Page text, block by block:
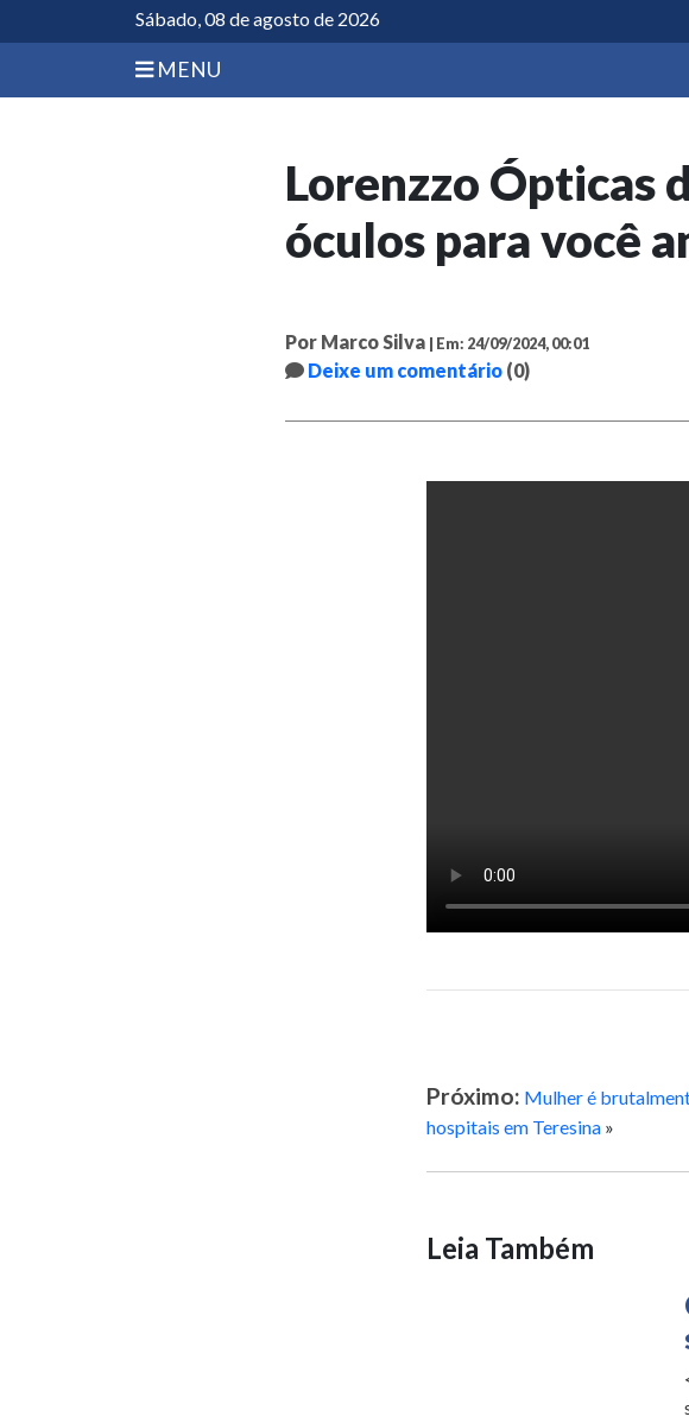
Sábado, 08 de agosto de 2026
MENU
Lorenzzo Ópticas
óculos para você
Por Marco Silva | Em: 24/09/2024, 00:01
Deixe um comentário (0)
Próximo: Mulher é
hospitais em Teresina »
Leia Também